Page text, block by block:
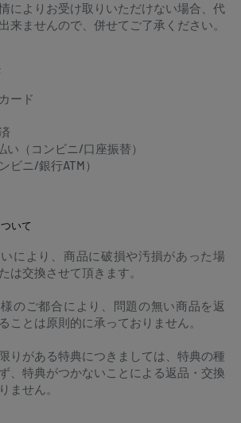
によりお受け取りいただけない場合、代
来ませんので、併せてご了承ください。
ード
い（コンビニ/口座振替）
ビニ/銀行ATM）
いて
により、商品に破損や汚損があった場
は交換させて頂きます。
のご都合により、問題の無い商品を返
ことは原則的に承っておりません。
りがある特典につきましては、特典の種
、特典がつかないことによる返品・交換
ません。